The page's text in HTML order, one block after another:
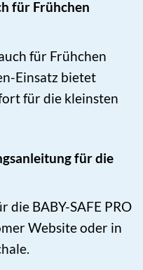
für Frühchen
für Frühchen
Einsatz bietet
für die kleinsten
für die
die BABY-SAFE PRO
Website oder in